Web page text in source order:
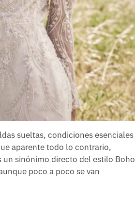
sueltas, condiciones esenciales
aparente todo lo contrario,
un sinónimo directo del estilo Boho
poco a poco se van